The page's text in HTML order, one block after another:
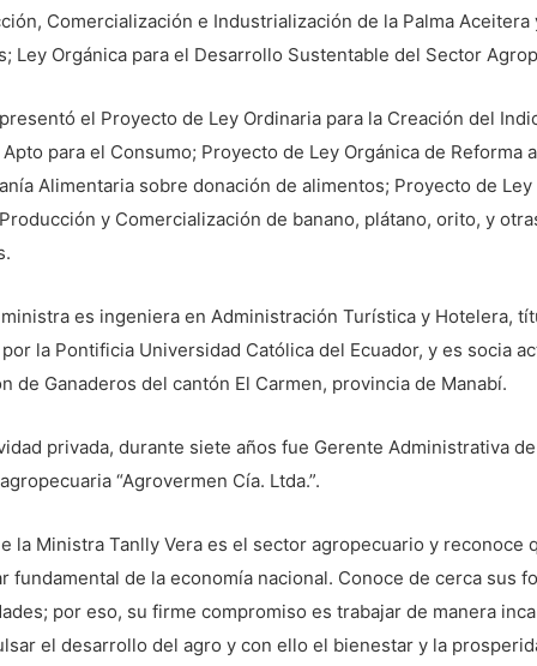
Comercialización e Industrialización de la Palma Aceitera
Ley Orgánica para el Desarrollo Sustentable del Sector
el Proyecto de Ley Ordinaria para la Creación del
para el Consumo; Proyecto de Ley Orgánica de Reforma
Alimentaria sobre donación de alimentos; Proyecto de Ley
y Comercialización de banano, plátano, orito, y
es ingeniera en Administración Turística y Hotelera,
la Pontificia Universidad Católica del Ecuador, y es socia
de Ganaderos del cantón El Carmen, provincia de Manabí.
privada, durante siete años fue Gerente Administrativa
“Agrovermen Cía. Ltda.”.
la Ministra Tanlly Vera es el sector agropecuario y reconoce
fundamental de la economía nacional. Conoce de cerca sus
por eso, su firme compromiso es trabajar de manera
el desarrollo del agro y con ello el bienestar y la